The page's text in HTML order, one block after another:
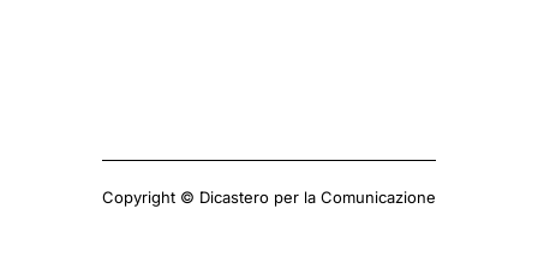
Copyright © Dicastero per la Comunicazione